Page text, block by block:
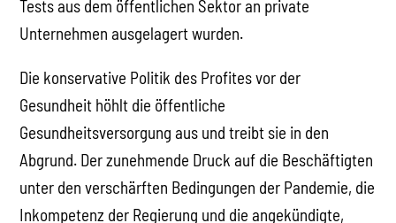
Tests aus dem öffentlichen Sektor an private
Unternehmen ausgelagert wurden.
Die konservative Politik des Profites vor der
Gesundheit höhlt die öffentliche
Gesundheitsversorgung aus und treibt sie in den
Abgrund. Der zunehmende Druck auf die Beschäftigten
unter den verschärften Bedingungen der Pandemie, die
Inkompetenz der Regierung und die angekündigte,